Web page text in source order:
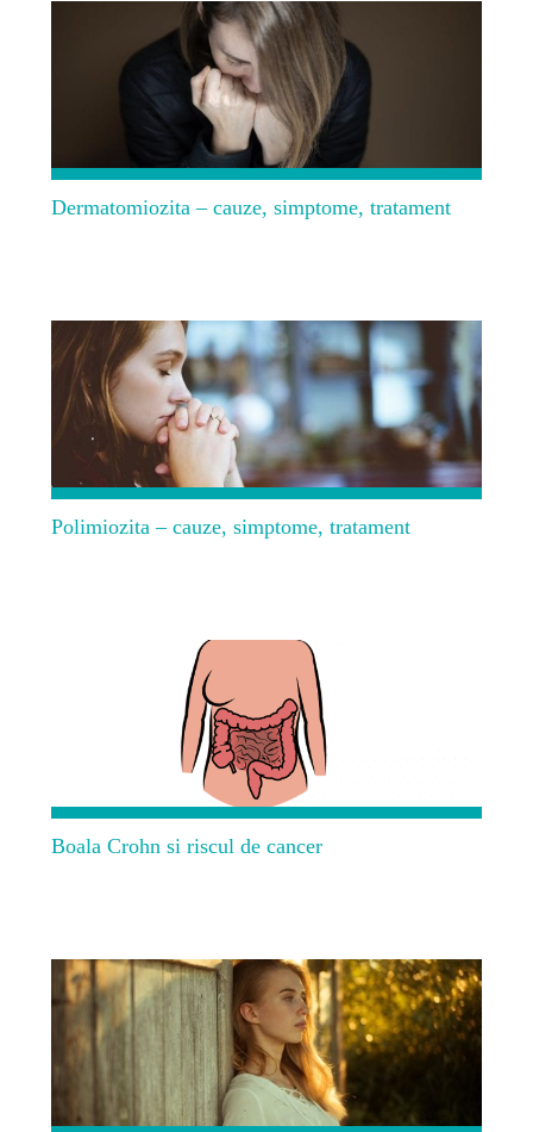
Dermatomiozita – cauze, simptome, tratament
Polimiozita – cauze, simptome, tratament
Boala Crohn si riscul de cancer